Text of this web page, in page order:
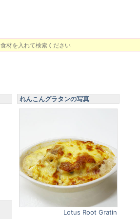
れんこんグラタンの写真
Lotus Root Gratin